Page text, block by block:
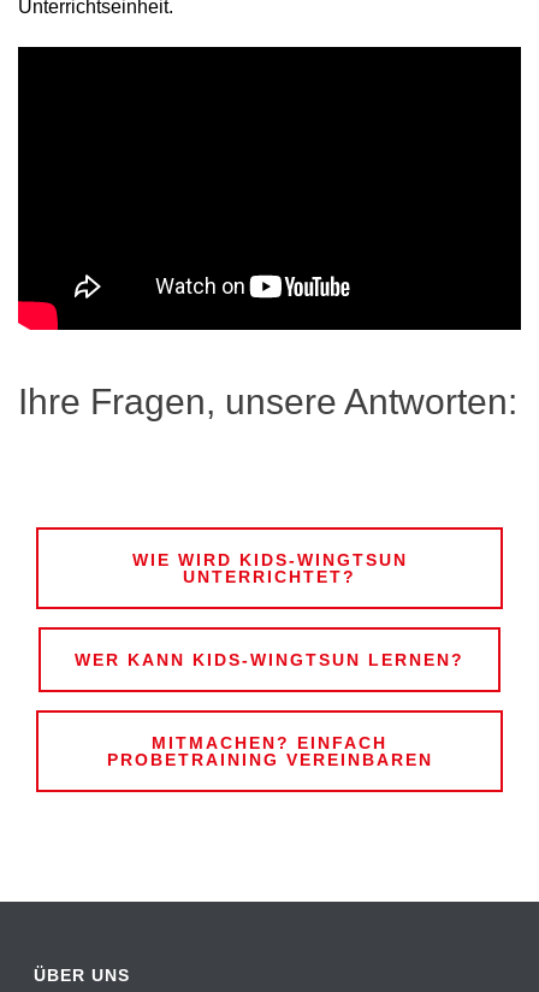
Unterrichtseinheit.
Ihre Fragen, unsere Antworten:
WIE WIRD KIDS-WINGTSUN
UNTERRICHTET?
WER KANN KIDS-WINGTSUN LERNEN?
MITMACHEN? EINFACH
PROBETRAINING VEREINBAREN
ÜBER UNS